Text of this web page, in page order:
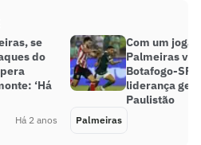
se
do
‘Há
Há 2 anos
Com um
Palmeiras
Botafogo-SP
liderança
Paulistão
Palmeiras